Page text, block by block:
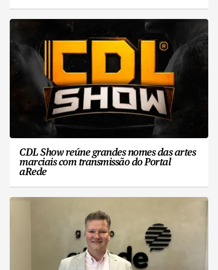
CDL Show reúne grandes nomes das artes
marciais com transmissão do Portal
aRede